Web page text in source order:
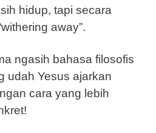
hidup, tapi secara
away”.
ngasih bahasa filosofis
udah Yesus ajarkan
cara yang lebih